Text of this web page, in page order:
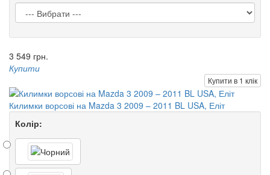
3 549 грн.
Купити
Купити в 1 клік
Килимки ворсові на Mazda 3 2009 – 2011 BL USA, Еліт
Колір: